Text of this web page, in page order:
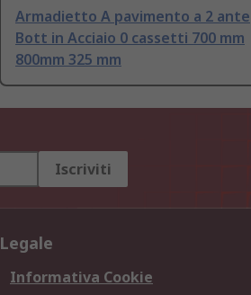
Armadietto A pavimento a 2 ante
Bott in Acciaio 0 cassetti 700 mm
800mm 325 mm
Iscriviti
Legale
Informativa Cookie